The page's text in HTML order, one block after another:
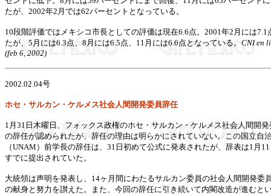
たが、2002年2月では62パーセントとなっている。
10段階評価ではメキシコ市長としての評価は現在6.6点。2001年2月には7.1
たが、5月には6.3点、8月には6.5点、11月には6.6点となっている。CNI en
(feb 6, 2002)
2002.02.04号
ホセ・サルカン・ケルメス社会人間開発委員辞任
1月31日木曜日、フォックス政権のホセ・サルカン・ケルメス社会人間開発
の辞任が認められたが、辞任の理由は明らかにされていない。この国立自
（UNAM）前学長の辞任は、31日初めて公式に発表されたが、辞表は1月
すでに提出されていた。
大統領は声明を発表し、14ヶ月間にわたるサルカン委員の社会人間開発委
の献身と努力を讃えた。また、今回の辞任に引き続いて内閣改造が進むと